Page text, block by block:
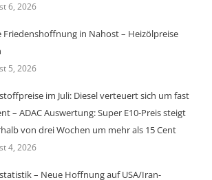
6, 2026
Friedenshoffnung in Nahost – Heizölpreise
5, 2026
im Juli: Diesel verteuert sich um fast
– ADAC Auswertung: Super E10-Preis steigt
von drei Wochen um mehr als 15 Cent
4, 2026
– Neue Hoffnung auf USA/Iran-